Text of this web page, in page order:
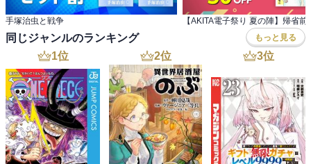
手塚治虫と戦争
同じジャンルのランキング もっと見る
1位 2位 3位